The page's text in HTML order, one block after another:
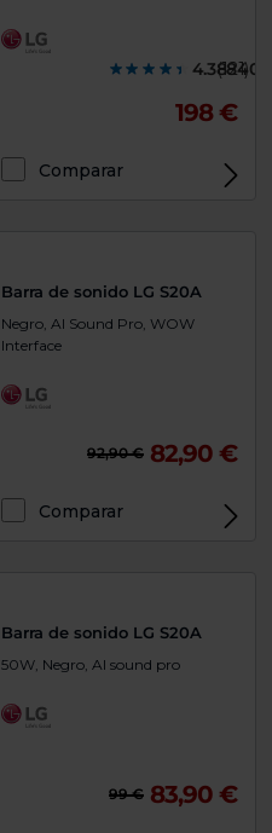
(121)
198 €
Comparar
Barra de sonido LG S20A
Negro, AI Sound Pro, WOW
Interface
92,90 € 82,90 €
Comparar
Barra de sonido LG S20A
50W, Negro, AI sound pro
99 € 83,90 €